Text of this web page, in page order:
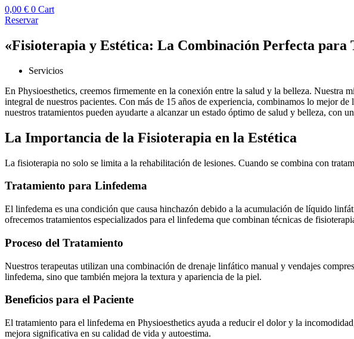
0,00 € 0 Cart
Reservar
«Fisioterapia y Estética: La Combinación Perfecta para
Servicios
En Physioesthetics, creemos firmemente en la conexión entre la salud y la belleza. Nuestra
integral de nuestros pacientes. Con más de 15 años de experiencia, combinamos lo mejor
nuestros tratamientos pueden ayudarte a alcanzar un estado óptimo de salud y belleza, con
La Importancia de la Fisioterapia en la Estética
La fisioterapia no solo se limita a la rehabilitación de lesiones. Cuando se combina con
Tratamiento para Linfedema
El linfedema es una condición que causa hinchazón debido a la acumulación de líquido
ofrecemos tratamientos especializados para el linfedema que combinan técnicas de
Proceso del Tratamiento
Nuestros terapeutas utilizan una combinación de drenaje linfático manual y vendajes
linfedema, sino que también mejora la textura y apariencia de la piel.
Beneficios para el Paciente
El tratamiento para el linfedema en Physioesthetics ayuda a reducir el dolor y la
mejora significativa en su calidad de vida y autoestima.